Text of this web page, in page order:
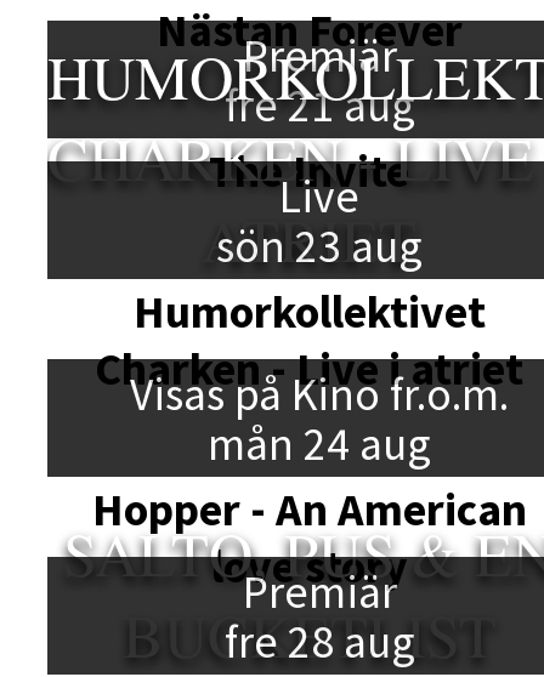
Nästan Forever
Premiär
fre 21 aug
The Invite
CHARKEN -
ATRIET
Live
sön 23 aug
Humorkollektivet
Charken - Live i atriet
Visas på Kino fr.o.m.
mån 24 aug
Hopper - An American
love story
SALTO, PUS &
BUCKETLIST
Premiär
fre 28 aug